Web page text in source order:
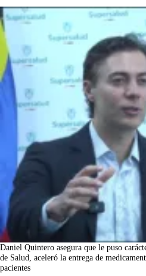
Daniel Quintero asegura que le puso
de Salud, aceleró la entrega de
pacientes